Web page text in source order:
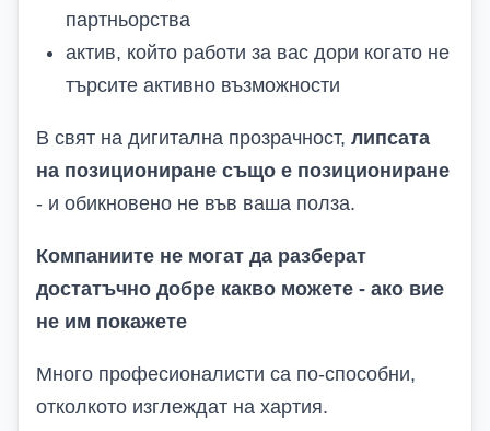
партньорства
актив, който работи за вас дори когато не
търсите активно възможности
В свят на дигитална прозрачност, липсата
на позициониране също е позициониране
- и обикновено не във ваша полза.
Компаниите не могат да разберат
достатъчно добре какво можете - ако вие
не им покажете
Много професионалисти са по-способни,
отколкото изглеждат на хартия.